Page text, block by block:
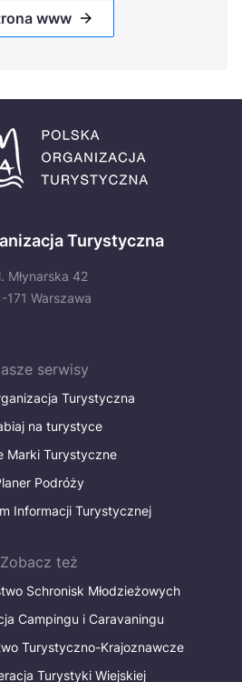
www
Turystyczna
Młynarska 42
171 Warszawa
serwisy
Turystyczna
na turystyce
Marki Turystyczne
Podróży
Informacji Turystycznej
Zobacz też
Schronisk Młodzieżowych
Campingu i Caravaningu
Turystyczno-Krajoznawcze
Turystyki Wiejskiej